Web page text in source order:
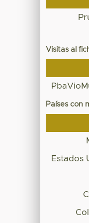
Visitas al
Países con
Estados